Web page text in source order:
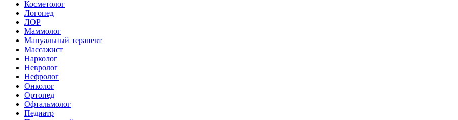
Косметолог
Логопед
ЛОР
Маммолог
Мануальный терапевт
Массажист
Нарколог
Невролог
Нефролог
Онколог
Ортопед
Офтальмолог
Педиатр